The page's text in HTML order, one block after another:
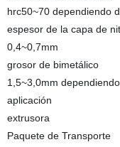
hrc50~70 dependiendo
espesor de la capa de
0,4~0,7mm
grosor de bimetálico
1,5~3,0mm
aplicación
extrusora
Paquete de Transporte